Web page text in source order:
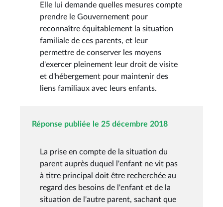
Elle lui demande quelles mesures compte
prendre le Gouvernement pour
reconnaître équitablement la situation
familiale de ces parents, et leur
permettre de conserver les moyens
d'exercer pleinement leur droit de visite
et d'hébergement pour maintenir des
liens familiaux avec leurs enfants.
Réponse publiée le 25 décembre 2018
La prise en compte de la situation du
parent auprès duquel l'enfant ne vit pas
à titre principal doit être recherchée au
regard des besoins de l'enfant et de la
situation de l'autre parent, sachant que